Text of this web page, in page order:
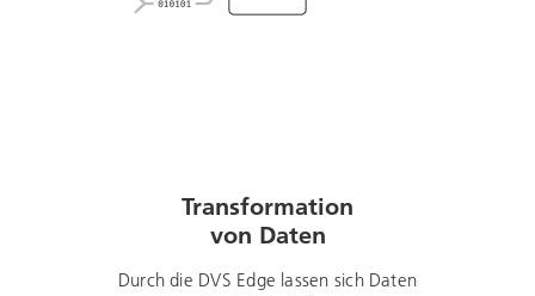
Transformation
von Daten
Durch die DVS Edge lassen sich Daten